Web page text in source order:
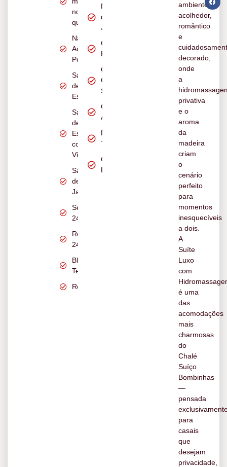
no
quarto
Não
Aceita
Pets
Sala
de
Estar
Sala
de
Estar
com
Vista
Sala
de
Jantar
Segurança
24h
Recepção
24h
Blackout
Tecido
Roupões
Mesa
de
Jantar
Cama
Box
Cama
Queen
Size
Chuveiro
Aquecido
Mesa de
Trabalho
Chaleira
Elétrica
ambiente
acolhedor,
romântico
e
decorado,
onde
a
privativa
e o
aroma
da
madeira
criam
o
cenário
perfeito
para
momentos
inesquecíveis
a dois.
A
Suíte
Luxo
com
é uma
das
acomodações
mais
charmosas
do
Chalé
Suíço
Bombinhas
—
pensada
para
casais
que
desejam
privacidade,